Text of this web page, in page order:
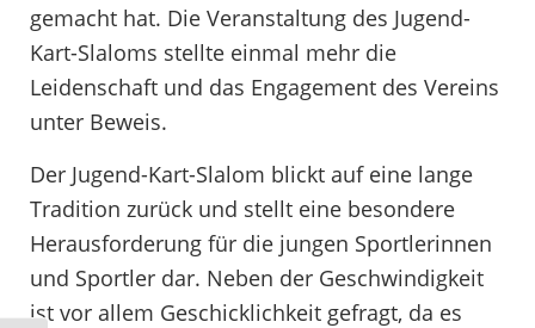
gemacht hat. Die Veranstaltung des Jugend-
Kart-Slaloms stellte einmal mehr die
Leidenschaft und das Engagement des Vereins
unter Beweis.
Der Jugend-Kart-Slalom blickt auf eine lange
Tradition zurück und stellt eine besondere
Herausforderung für die jungen Sportlerinnen
und Sportler dar. Neben der Geschwindigkeit
ist vor allem Geschicklichkeit gefragt, da es